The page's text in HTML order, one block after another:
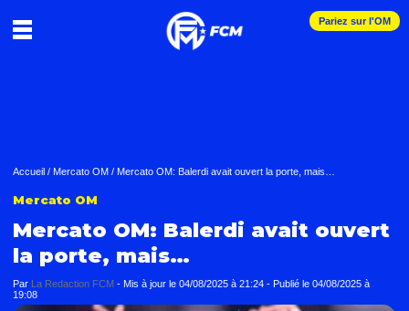
Pariez sur l'OM
Accueil / Mercato OM / Mercato OM: Balerdi avait ouvert la porte, mais…
Mercato OM
Mercato OM: Balerdi avait ouvert
la porte, mais…
Par La Redaction FCM - Mis à jour le 04/08/2025 à 21:24 - Publié le 04/08/2025 à
19:08